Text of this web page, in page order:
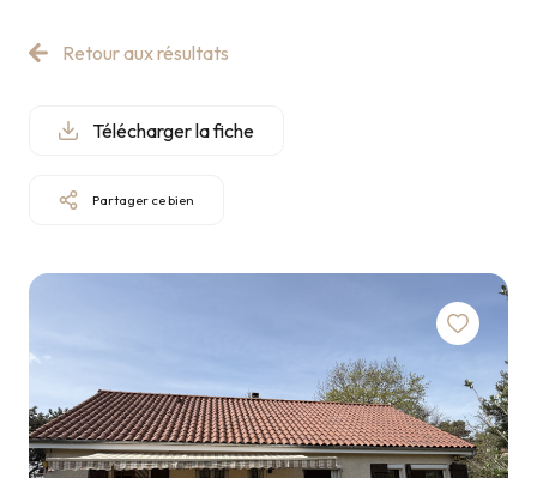
BIENS
NOS
LOCATION
VOTRE
CONTACT
Retour aux résultats
Télécharger la fiche
Partager ce bien